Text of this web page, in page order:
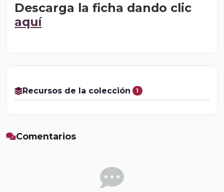
Descarga la ficha dando clic
aquí
Recursos de la colección 1
Comentarios